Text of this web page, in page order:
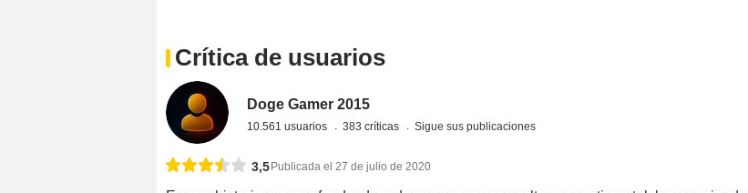
Crítica de usuarios
Doge Gamer 2015
10.561 usuarios 383 críticas Sigue sus publicaciones
3,5Publicada el 27 de julio de 2020